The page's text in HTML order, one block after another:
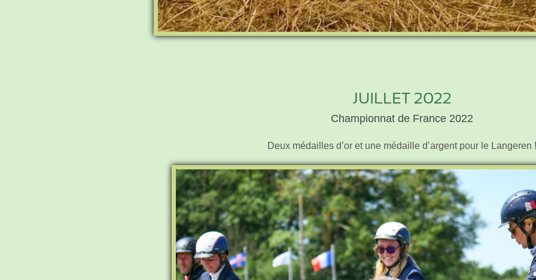
JUILLET 2022
Championnat de France 2022
Deux médailles d’or et une médaille d’argent pour le Langeren !